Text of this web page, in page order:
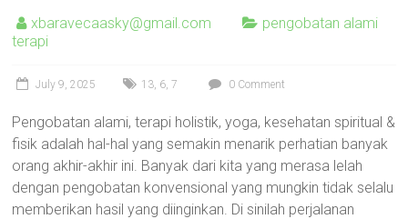
xbaravecaasky@gmail.com
pengobatan alami
terapi
July 9, 2025 13, 6,7 0 Comment
Pengobatan alami, terapi holistik, yoga, kesehatan spiritual &
fisik adalah hal-hal yang semakin menarik perhatian banyak
orang akhir-akhir ini. Banyak dari kita yang merasa lelah
dengan pengobatan konvensional yang mungkin tidak selalu
memberikan hasil yang diinginkan. Di sinilah perjalanan